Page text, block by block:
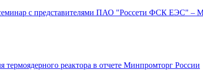
с представителями ПАО "Россети ФСК ЕЭС" –
реактора в отчете Минпромторг России